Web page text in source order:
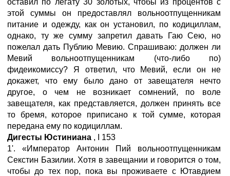
оставил по легату 30 золотых, чтобы из процентов с
этой суммы он предоставлял вольноотпущенникам
питание и одежду, как он установил, по кодициллам,
однако, ту же сумму запретил давать Гаю Сею, но
пожелал дать Публию Мевию. Спрашиваю: должен ли
Мевий вольноотпущенникам (что-либо по)
фидеикомиссу? Я ответил, что Мевий, если он не
докажет, что ему было дано от завещателя нечто
другое, о чем не возникает сомнений, по воле
завещателя, как представляется, должен принять все
то бремя, которое приписано к той сумме, которая
передана ему по кодициллам.
Дигесты Юстиниана ,
153
1'. «Император Антонин Пий вольноотпущенникам
Секстин Базилии. Хотя в завещании и говорится о том,
чтобы до тех пор, пока вы проживаете с Ютавдием